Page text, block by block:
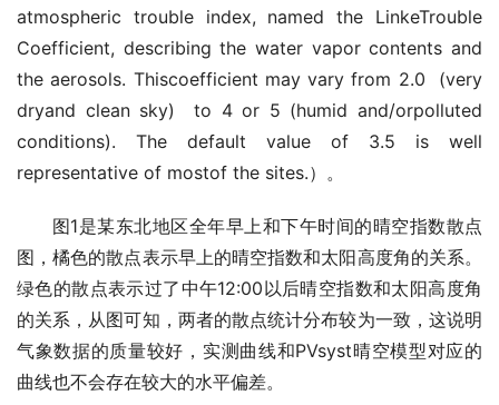
atmospheric trouble index, named the LinkeTrouble
Coefficient, describing the water vapor contents and
the aerosols. Thiscoefficient may vary from 2.0 (very
dryand clean sky) to 4 or 5 (humid and/orpolluted
conditions). The default value of 3.5 is well
representative of mostof the sites.）。
图1是某东北地区全年早上和下午时间的晴空指数散点
图，橘色的散点表示早上的晴空指数和太阳高度角的关系。
绿色的散点表示过了中午12:00以后晴空指数和太阳高度角
的关系，从图可知，两者的散点统计分布较为一致，这说明
气象数据的质量较好，实测曲线和PVsyst晴空模型对应的
曲线也不会存在较大的水平偏差。